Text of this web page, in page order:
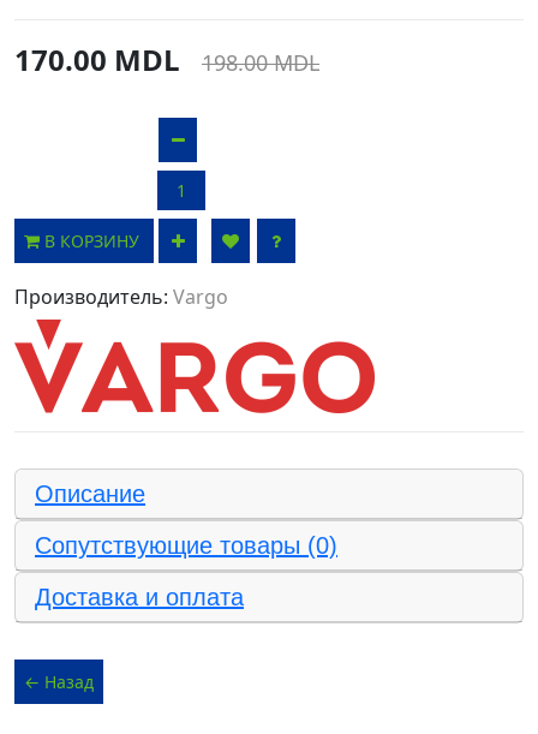
170.00 MDL 198.00 MDL
В КОРЗИНУ
Производитель: Vargo
Описание
Сопутствующие товары (0)
Доставка и оплата